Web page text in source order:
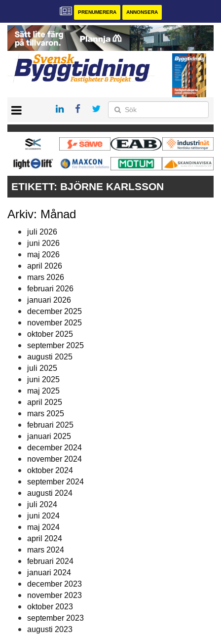
PRENUMERERA ANNONSERA
PRENUMERERA
VÅRA ANDRA MAGASIN
ANNONSERA
ETIKETT: BJÖRNE KARLSSON
Arkiv: Månad
juli 2026
juni 2026
maj 2026
april 2026
mars 2026
februari 2026
januari 2026
december 2025
november 2025
oktober 2025
september 2025
augusti 2025
juli 2025
juni 2025
maj 2025
april 2025
mars 2025
februari 2025
januari 2025
december 2024
november 2024
oktober 2024
september 2024
augusti 2024
juli 2024
juni 2024
maj 2024
april 2024
mars 2024
februari 2024
januari 2024
december 2023
november 2023
oktober 2023
september 2023
augusti 2023